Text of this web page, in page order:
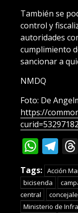
También se
control y
autoridades
cumplimiento
sancionar a
NMDQ
Foto: De
https://
curid=53297182
Tags: Acción
bicisenda
central
Ministerio de